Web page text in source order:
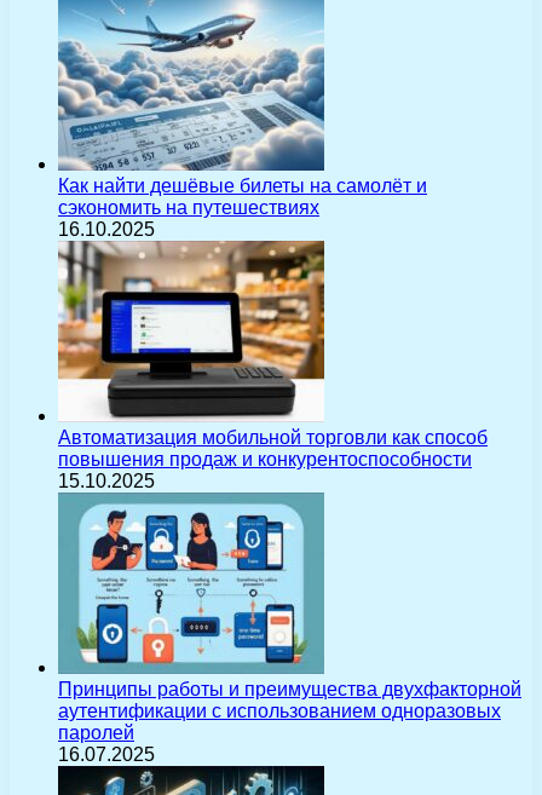
Как найти дешёвые билеты на самолёт и
сэкономить на путешествиях
16.10.2025
Автоматизация мобильной торговли как способ
повышения продаж и конкурентоспособности
15.10.2025
Принципы работы и преимущества двухфакторной
аутентификации с использованием одноразовых
паролей
16.07.2025